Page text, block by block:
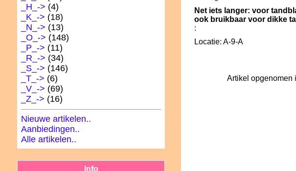
_H_-> (4)
_K_-> (18)
_N_-> (13)
_O_-> (148)
_P_-> (11)
_R_-> (34)
_S_-> (146)
_T_-> (6)
_V_-> (69)
_Z_-> (16)
Nieuwe artikelen..
Aanbiedingen..
Alle artikelen..
Info
Net iets langer: voor
ook bruikbaar voor dikke
:
Locatie: A-9-A
Artikel opgenomen